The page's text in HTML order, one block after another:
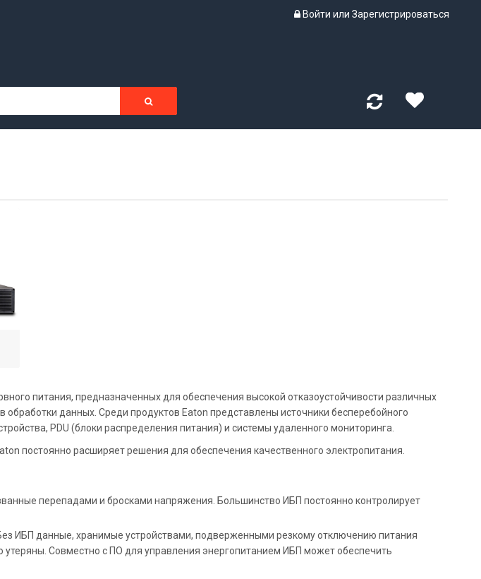
Войти или Зарегистрироваться
питания, предназначенных для обеспечения высокой отказоустойчивости различных
обработки данных. Среди продуктов Eaton представлены источники бесперебойного
PDU (блоки распределения питания) и системы удаленного мониторинга.
постоянно расширяет решения для обеспечения качественного электропитания.
перепадами и бросками напряжения. Большинство ИБП постоянно контролирует
ИБП данные, хранимые устройствами, подверженными резкому отключению питания
Совместно с ПО для управления энергопитанием ИБП может обеспечить